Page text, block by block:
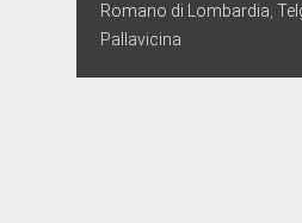
Romano di Lombardia,
Pallavicina